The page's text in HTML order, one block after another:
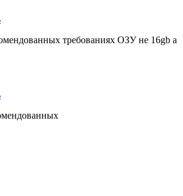
требованиях ОЗУ не 16gb а